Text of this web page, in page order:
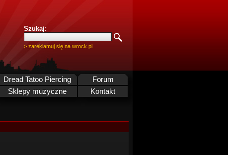
Szukaj:
> zareklamuj się na wrock.pl
Dread Tatoo Piercing
Forum
Sklepy muzyczne Kontakt